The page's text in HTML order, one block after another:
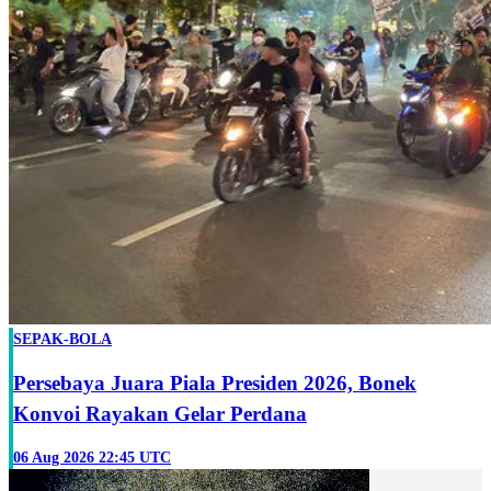
SEPAK-BOLA
Persebaya Juara Piala Presiden 2026, Bonek
Konvoi Rayakan Gelar Perdana
06 Aug 2026 22:45 UTC